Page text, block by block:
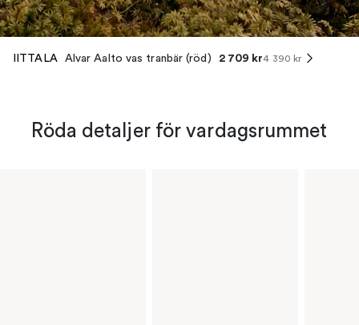
IITTALA Alvar Aalto vas tranbär (röd) 2 709 kr4 390 kr
Röda detaljer för vardagsrummet